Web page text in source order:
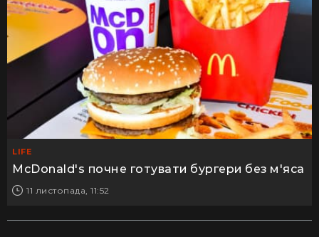
LIFE
McDonald's почне готувати бургери без м'яса
11 листопада, 11:52